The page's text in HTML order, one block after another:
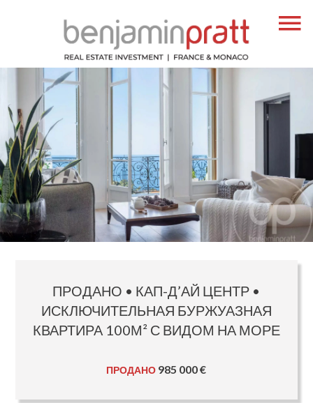
ПРОДАНО • КАП-Д’АЙ ЦЕНТР •
ИСКЛЮЧИТЕЛЬНАЯ БУРЖУАЗНАЯ
КВАРТИРА 100М² С ВИДОМ НА МОРЕ
ПРОДАНО 985 000 €